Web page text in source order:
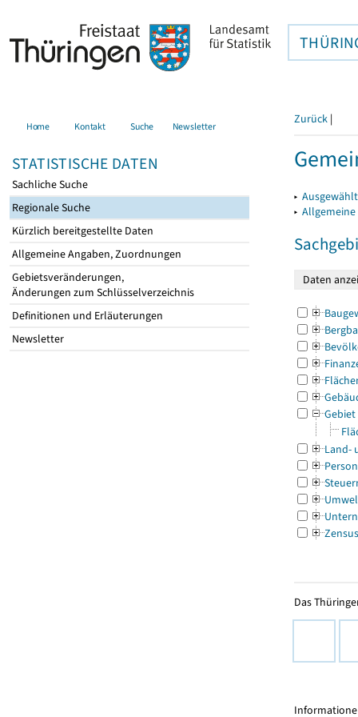
Home Kontakt Suche Newsletter
STATISTISCHE DATEN
Sachliche Suche
Regionale Suche
Kürzlich bereitgestellte Daten
Allgemeine Angaben, Zuordnungen
Gebietsveränderungen,
Änderungen zum Schlüsselverzeichnis
Definitionen und Erläuterungen
Newsletter
Zurück |
▸
▸
Gebiet
Land-
Zensus
Das